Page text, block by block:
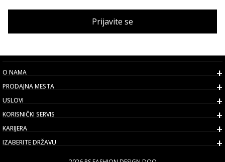
Prijavite se
O NAMA
PRODAJNA MESTA
USLOVI
KORISNIČKI SERVIS
KARIJERA
IZABERITE DRŽAVU